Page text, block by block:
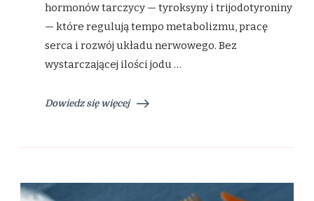
hormonów tarczycy — tyroksyny i trijodotyroniny
— które regulują tempo metabolizmu, pracę
serca i rozwój układu nerwowego. Bez
wystarczającej ilości jodu …
Dowiedz się więcej